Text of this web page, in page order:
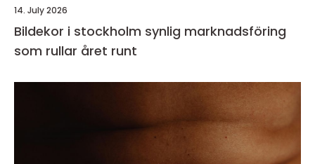
14. July 2026
Bildekor i stockholm synlig marknadsföring
som rullar året runt